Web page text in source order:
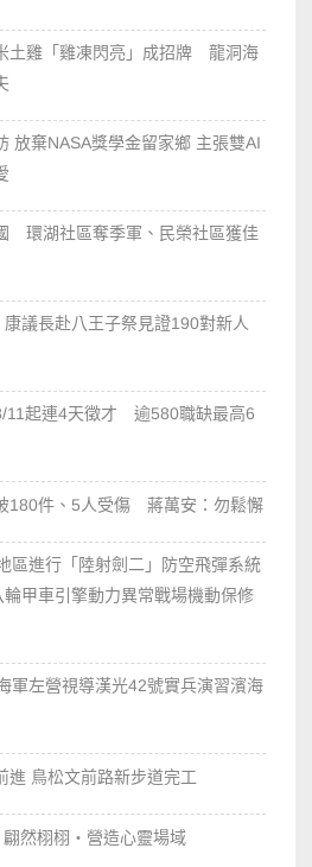
土雞「雞凍閃亮」成招牌 龍洞海
放棄NASA獎學金留家鄉 主張雙AI
環湖社區奪季軍、民榮社區獲佳
議長赴八王子祭見證190對新人
11起連4天徵才 逾580職缺最高6
180件、5人受傷 蔣萬安：勿鬆懈
區進行「陸射劍二」防空飛彈系統
甲車引擎動力異常戰場機動保修
軍左營視導漢光42號實兵演習濱海
進 鳥松文前路新步道完工
然栩栩・營造心靈場域